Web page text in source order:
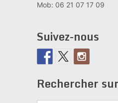
Mob: 06 21 07 17 09
Suivez-nous
Rechercher